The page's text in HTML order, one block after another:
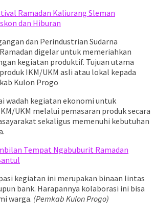
Ramadan Kaliurang Sleman
dan Hiburan
dan Perindustrian Sudarna
digelar untuk memeriahkan
kegiatan produktif. Tujuan utama
IKM/UKM asli atau lokal kepada
Kulon Progo
wadah kegiatan ekonomi untuk
UKM melalui pemasaran produk secara
sekaligus memenuhi kebutuhan
Tempat Ngabuburit Ramadan
kegiatan ini merupakan binaan lintas
bank. Harapannya kolaborasi ini bisa
warga. (Pemkab Kulon Progo)